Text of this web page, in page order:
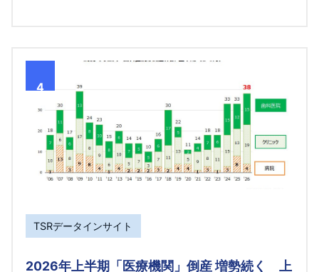
4
TSRデータインサイト
2026年上半期「医療機関」倒産 増勢続く 上